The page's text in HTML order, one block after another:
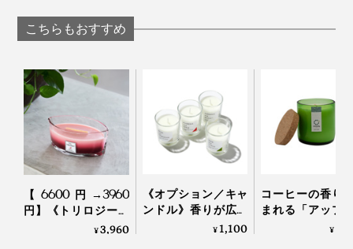
スイートブラッドオレンジのバランスがうまく調和され
た、穏やかな香りでひと休みを。
「心地よく濃厚な香りが欠かせない冬に、この香りを焚
くのが大好き。とても魅力的で、洗練されたユニークな
香りと恋に落ちて、私たちのコレクションに絶対に加え
なければならないと思いました。」
クローブで深みを、シダーリーフで複雑なウッディトー
ンも重なり、ユニセックスな魅力が滲む美しいブレンド
お部屋の掃除をした後、「ウッドウィックキャンドル」
や「リードディフューザー」の香りで空間をととのえる
りに包まれる天然ア
ロマのミストスプレ
life
こちらもおすすめ
【6600円→3960
円】《トリロジーハ
ースウィック》まる
¥3,960
《オプション／キャ
ンドル》香りが広が
りやすい植物性の原
¥1,100
コーヒーの香り
まれる「アップ
クルキャンドル
¥